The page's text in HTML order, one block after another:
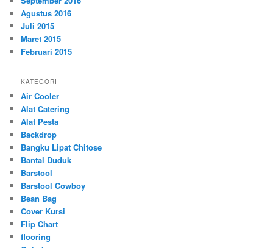
Agustus 2016
Juli 2015
Maret 2015
Februari 2015
KATEGORI
Air Cooler
Alat Catering
Alat Pesta
Backdrop
Bangku Lipat Chitose
Bantal Duduk
Barstool
Barstool Cowboy
Bean Bag
Cover Kursi
Flip Chart
flooring